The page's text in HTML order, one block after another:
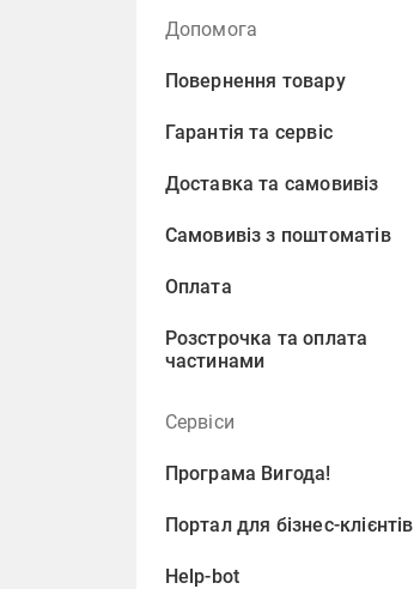
Допомога
Повернення товару
Гарантія та сервіс
Доставка та самовивіз
Самовивіз з поштоматів
Оплата
Розстрочка та оплата
частинами
Сервіси
Програма Вигода!
Портал для бізнес-клієнтів
Help-bot